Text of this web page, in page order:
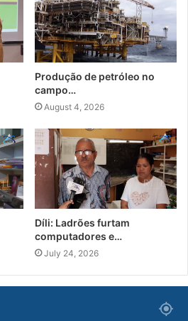
Produção de petróleo no
campo…
August 4, 2026
Díli: Ladrões furtam
computadores e…
July 24, 2026